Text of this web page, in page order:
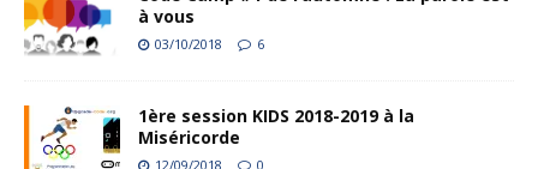
à vous
03/10/2018 6
1ère session KIDS 2018-2019 à la
Miséricorde
12/09/2018 0